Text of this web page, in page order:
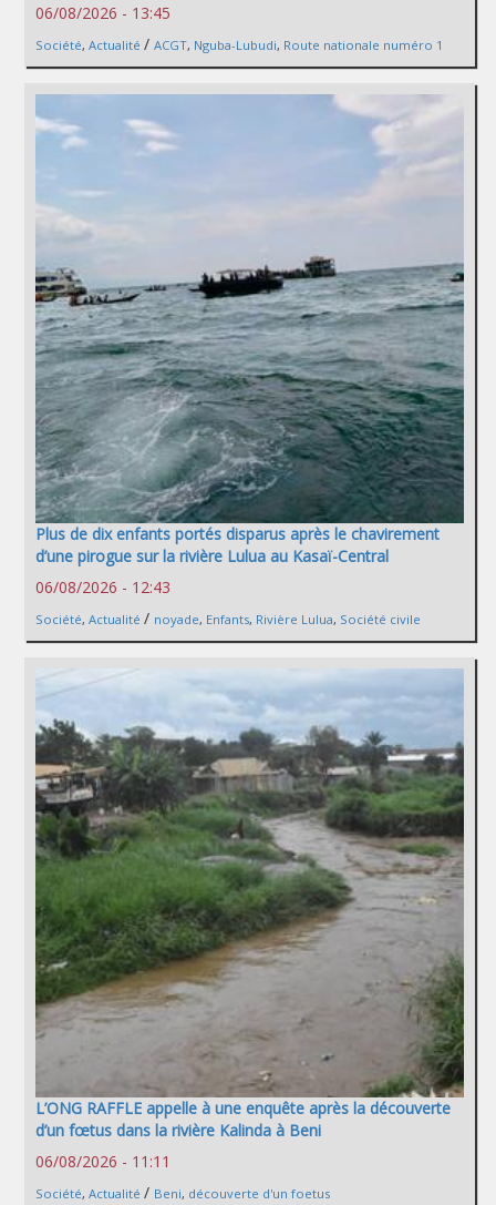
06/08/2026 - 13:45
Société, Actualité / ACGT, Nguba-Lubudi, Route nationale numéro 1
Plus de dix enfants portés disparus après le chavirement
d’une pirogue sur la rivière Lulua au Kasaï-Central
06/08/2026 - 12:43
Société, Actualité / noyade, Enfants, Rivière Lulua, Société civile
L’ONG RAFFLE appelle à une enquête après la découverte
d’un fœtus dans la rivière Kalinda à Beni
06/08/2026 - 11:11
Société, Actualité / Beni, découverte d'un foetus